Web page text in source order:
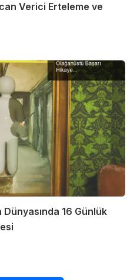
Verici Erteleme ve
16 Günlük